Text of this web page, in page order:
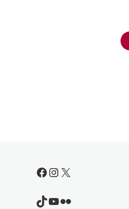
Facebook
Instagram
X
TikTok
YouTube
Flickr